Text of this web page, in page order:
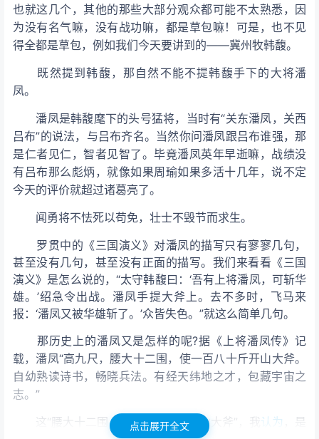
也就这几个，其他的那些大部分观众都可能不太熟悉，因
为没有名气嘛，没有战功嘛，都是草包嘛！可是，也不见
得全都是草包，例如我们今天要讲到的——冀州牧韩馥。
既然提到韩馥，那自然不能不提韩馥手下的大将潘
凤。
潘凤是韩馥麾下的头号猛将，当时有“关东潘凤，关西
吕布”的说法，与吕布齐名。当然你问潘凤跟吕布谁强，那
是仁者见仁，智者见智了。毕竟潘凤英年早逝嘛，战绩没
有吕布那么彪炳，就像如果周瑜如果多活十几年，说不定
今天的评价就超过诸葛亮了。
闻勇将不怯死以苟免，壮士不毁节而求生。
罗贯中的《三国演义》对潘凤的描写只有寥寥几句，
甚至没有几句，甚至没有正面的描写。我们来看看《三国
演义》是怎么说的，“太守韩馥曰：‘吾有上将潘凤，可斩华
雄。’绍急令出战。潘凤手提大斧上。去不多时，飞马来
报：‘潘凤又被华雄斩了。’众皆失色。”就这么简单几句。
那历史上的潘凤又是怎样的呢?据《上将潘凤传》记
载，潘凤“高九尺，腰大十二围，使一百八十斤开山大斧。
自幼熟读诗书，畅晓兵法。有经天纬地之才，包藏宇宙之
志。”
这“腰大十二围，使一百八十斤开山大斧”，我认为 ，是
点击展开全文